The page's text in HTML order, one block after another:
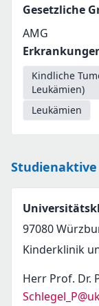
Gesetzliche
AMG
Kindliche
Leukämien)
Leukämien
Studienaktive
97080
Kinderklinik
Herr Prof. Dr.